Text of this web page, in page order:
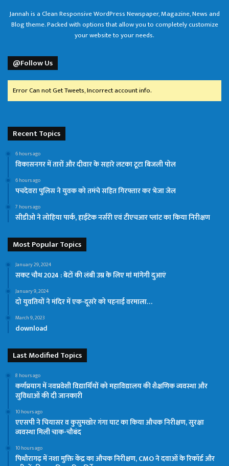
Jannah is a Clean Responsive WordPress Newspaper, Magazine, News and
Blog theme. Packed with options that allow you to completely customize
your website to your needs.
@Follow Us
Error Can not Get Tweets, Incorrect account info.
Recent Topics
6 hours ago
विकासनगर में तारों और दीवार के सहारे लटका टूटा बिजली पोल
6 hours ago
पचदेवरा पुलिस ने युवक को तमंचे सहित गिरफ्तार कर भेजा जेल
7 hours ago
सीडीओ ने लोहिया पार्क, हाईटेक नर्सरी एवं टीएचआर प्लांट का किया निरीक्षण
Most Popular Topics
January 29, 2024
सकट चौथ 2024 : बेटों की लंबी उम्र के लिए मां मांगेगी दुआएं
January 9, 2024
दो युवतियों ने मंदिर में एक-दूसरे को पहनाई वरमाला…
March 9, 2023
download
Last Modified Topics
8 hours ago
कर्णप्रयाग में नवप्रवेशी विद्यार्थियों को महाविद्यालय की शैक्षणिक व्यवस्था और
सुविधाओं की दी जानकारी
10 hours ago
एएसपी ने चियासर व कुसुमखोर गंगा घाट का किया औचक निरीक्षण, सुरक्षा
व्यवस्था मिली चाक-चौबंद
10 hours ago
पिथौरागढ़ में नशा मुक्ति केंद्र का औचक निरीक्षण, CMO ने दवाओं के रिकॉर्ड और